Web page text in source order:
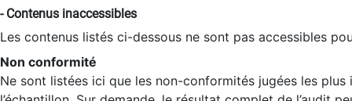
- Contenus inaccessibles
Les contenus listés ci-dessous ne sont pas accessibles
Non conformité
Ne sont listées ici que les non-conformités jugées les